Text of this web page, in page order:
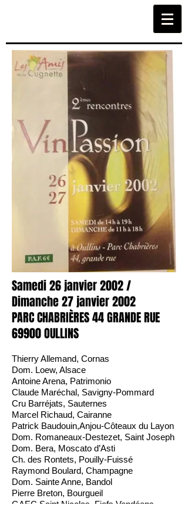
Samedi 26 janvier 2002 /
Dimanche 27 janvier 2002
PARC CHABRIÈRES 44 GRANDE RUE
69900 OULLINS
Thierry Allemand, Cornas
Dom. Loew, Alsace
Antoine Arena, Patrimonio
Claude Maréchal, Savigny-Pommard
Cru Barréjats, Sauternes
Marcel Richaud, Cairanne
Patrick Baudouin,Anjou-Côteaux du Layon
Dom. Romaneaux-Destezet, Saint Joseph
Dom. Bera, Moscato d’Asti
Ch. des Rontets, Pouilly-Fuissé
Raymond Boulard, Champagne
Dom. Sainte Anne, Bandol
Pierre Breton, Bourgueil
GAEC Saint Nicolas, Fiefs Vendéens